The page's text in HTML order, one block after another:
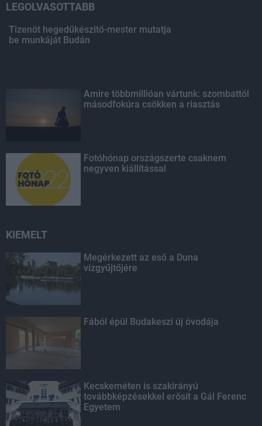
LEGOLVASOTTABB
Tizenöt hegedűkészítő-mester mutatja
be munkáját Budán
Amire többmillióan vártunk: szombattól
másodfokúra csökken a riasztás
Fotóhónap országszerte csaknem
negyven kiállítással
KIEMELT
Megérkezett az eső a Duna
vízgyűjtőjére
Fából épül Budakeszi új óvodája
Kecskeméten is szakirányú
továbbképzésekkel erősít a Gál Ferenc
Egyetem